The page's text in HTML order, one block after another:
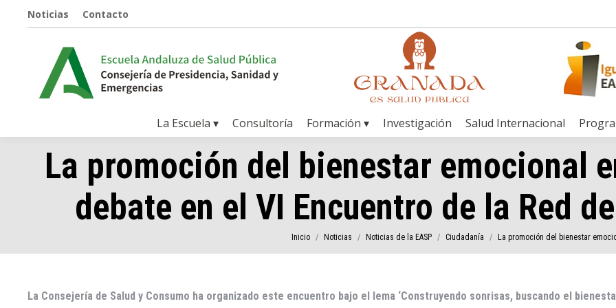
Noticias Contacto
La Escuela ▾ Consultoría Formación ▾ Investigación Salud Internacional
La promoción del bienestar emocional
debate en el VI Encuentro de la Red
Estás aquí:
Inicio Noticias Noticias de la EASP Ciudadanía La promoción del bienestar
La Consejería de Salud y Consumo ha organizado este encuentro bajo el lema ‘Construyendo sonrisas, buscando el